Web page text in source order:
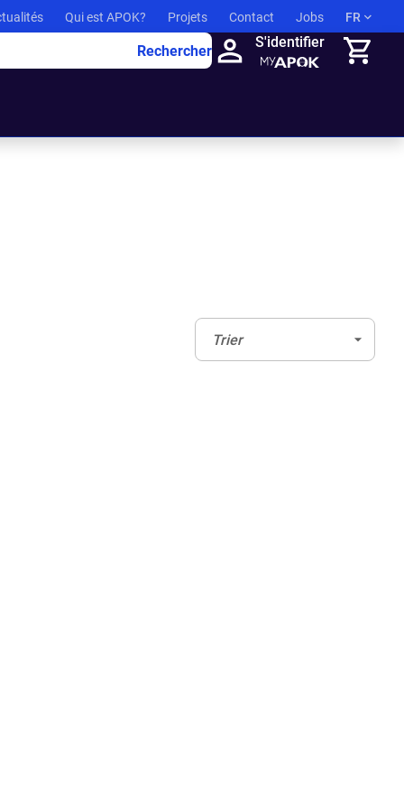
Qui est APOK? Projets Contact Jobs FR
Rechercher
S'identifier
Trier:
Trier